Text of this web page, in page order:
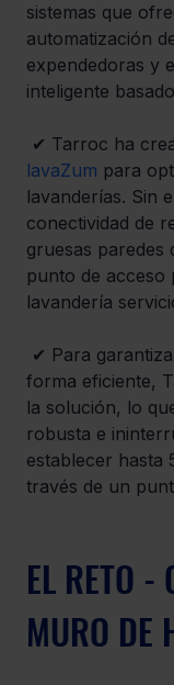
sistemas que
automatización
expendedoras y
inteligente
✔ Tarroc ha
lavaZum para
lavanderías. Sin
conectividad de
gruesas paredes
punto de acceso
lavandería
forma eficiente,
la solución, lo
robusta e
establecer hasta
través de un
EL RETO -
MURO DE